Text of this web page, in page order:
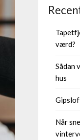
værd?
Sådan
hus
Når